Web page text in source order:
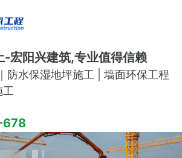
-宏阳兴建筑,专业值得信赖
防水保湿地坪施工 | 墙面环保工程
工